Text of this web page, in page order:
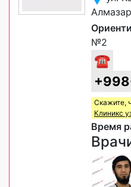
№2
☎
Скажите,
Клиникс
Время